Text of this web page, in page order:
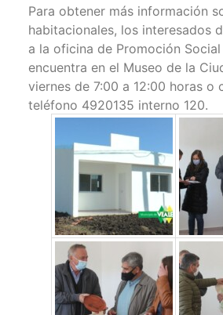
Para obtener más información
habitacionales, los interesados
a la oficina de Promoción
encuentra en el Museo de la
viernes de 7:00 a 12:00 horas o
teléfono 4920135 interno 120.